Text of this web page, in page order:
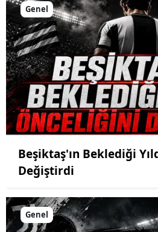
Genel
Beşiktaş'ın Beklediği
Değiştirdi
Genel